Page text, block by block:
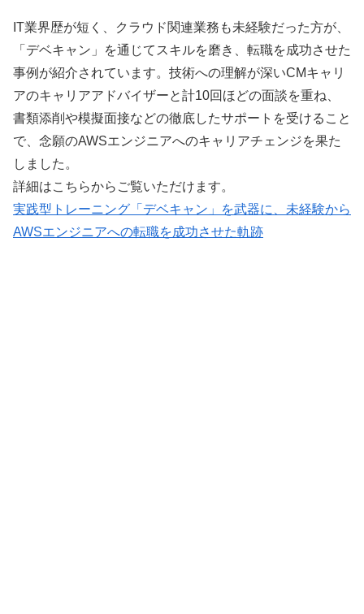
IT業界歴が短く、クラウド関連業務も未経験だった方が、
「デベキャン」を通じてスキルを磨き、転職を成功させた
事例が紹介されています。技術への理解が深いCMキャリ
アのキャリアアドバイザーと計10回ほどの面談を重ね、
書類添削や模擬面接などの徹底したサポートを受けること
で、念願のAWSエンジニアへのキャリアチェンジを果た
しました。
詳細はこちらからご覧いただけます。
実践型トレーニング「デベキャン」を武器に、未経験から
AWSエンジニアへの転職を成功させた軌跡